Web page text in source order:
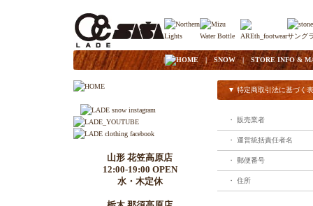
| HOME|SNOW| STORE INFO &
山形 花笠高原店
12:00-19:00 OPEN
水・木定休
▼ 特定商取引法に基づく
・ 販売業者
・ 運営統括責任者名
・ 郵便番号
・ 住所